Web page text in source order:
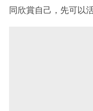
同欣賞自己，先可以